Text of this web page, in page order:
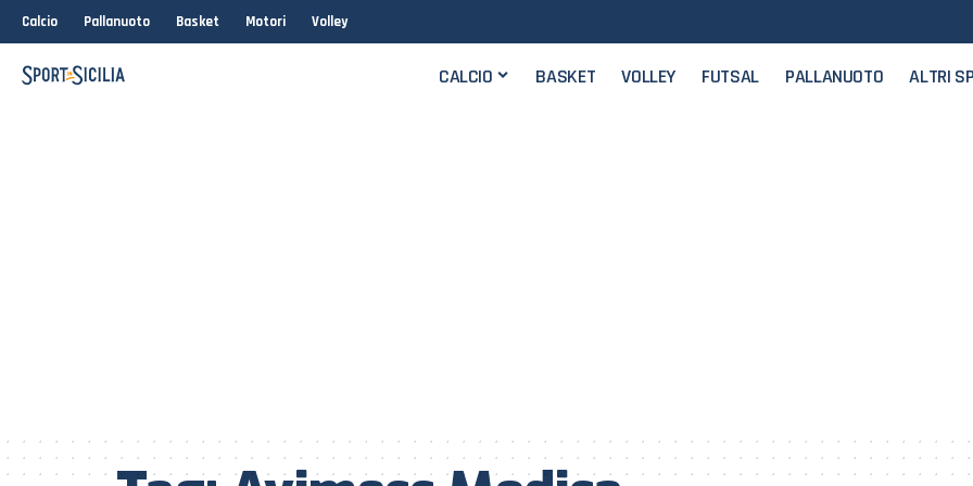
Calcio Pallanuoto Basket Motori Volley
CALCIO BASKET VOLLEY FUTSAL PALLANUOTO ALTRI